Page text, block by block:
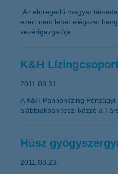
„Az elöregedő magyar
ezért nem lehet elégszer
vezérigazgatója.
K&H
2011.03.31.
A K&H Pannonlízing
alábbiakban teszi közzé a
Húsz
2011.03.23.